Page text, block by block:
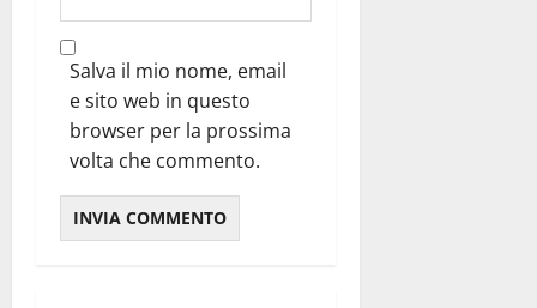
Salva il mio nome, email
e sito web in questo
browser per la prossima
volta che commento.